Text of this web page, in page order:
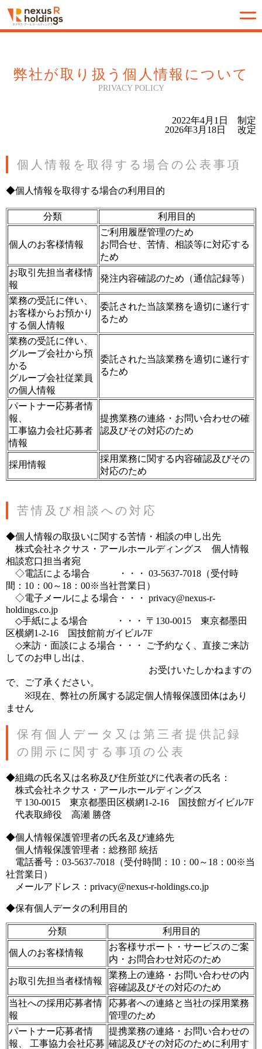
弊社が取り扱う個⼈情報について
PRIVACY POLICY
2022年4月1日 制定
2026年3月18日 改定
個人情報を取得する場合の公表事項
◆個人情報を取得する場合の利用目的
分類 利用目的
個人のお客様情報
ご利用履歴管理のため
お問合せ、苦情、相談等に対応する
ため
お取引先担当者様情
報
発注内容確認のため（通信記録等）
業務の受託に伴い、
お客様からお預かり
する個人情報
委託された当該業務を適切に遂行す
るため
業務の受託に伴い、
グループ会社から預
かる
グループ会社従業員
の個人情報
委託された当該業務を適切に遂行す
るため
パートナー応募者情
報、
工事協力会社応募者
情報
提携業務の連絡・お問い合わせの確
認及びその対応のため
採用情報
採用業務に関する内容確認及びその
対応のため
苦情及び相談への対応
◆個人情報の取扱いに関する苦情・相談の申し出先
株式会社ネクサス・アールホールディングス 個人情報
相談窓口担当者宛
◇電話による場合 ・・・ 03-5637-7018（受付時
間：10：00～18：00※当社営業日）
◇電子メールによる場合・・・ privacy@nexus-r-
holdings.co.jp
◇手紙による場合 ・・・ 〒130-0015 東京都墨田
区横網1-2-16 国技館前ガイビル7F
◇来訪・面談による場合・・・ ご予約なく、直接ご来訪
してのお申し出は、
お受けいたしかねますの
で、ご了承ください。
※現在、弊社の所属する認定個人情報保護団体はあり
ません
保有個人データ又は第三者提供記録
の開示に関する事項の公表
◆組織の氏名又は名称及び住所並びに代表者の氏名：
株式会社ネクサス・アールホールディングス
〒130-0015 東京都墨田区横網1-2-16 国技館ガイビル7F
代表取締役 高瀬 勝啓
◆個人情報保護管理者の氏名及び連絡先
個人情報保護管理者：総務部 統括
電話番号：03-5637-7018（受付時間：10：00～18：00※当
社営業日）
メールアドレス：privacy@nexus-r-holdings.co.jp
◆保有個人データの利用目的
分類 利用目的
個人のお客様情報
お客様サポート・サービスのご案
内・お問合わせ対応のため
お取引先担当者様情報
業務上の連絡・お問い合わせの内
容確認及びその対応のため
当社への採用応募者情
報
応募者への連絡と当社の採用業務
管理のため
パートナー応募者情
報、 工事協力会社応募
提携業務の連絡・お問い合わせの
確認及びその対応のために利用す